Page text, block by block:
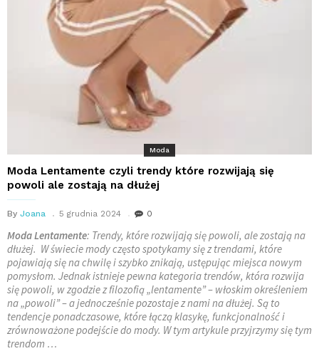
Moda
Moda Lentamente czyli trendy które rozwijają się
powoli ale zostają na dłużej
By Joana 5 grudnia 2024 0
Moda Lentamente: Trendy, które rozwijają się powoli, ale zostają na
dłużej. W świecie mody często spotykamy się z trendami, które
pojawiają się na chwilę i szybko znikają, ustępując miejsca nowym
pomysłom. Jednak istnieje pewna kategoria trendów, która rozwija
się powoli, w zgodzie z filozofią „lentamente” – włoskim określeniem
na „powoli” – a jednocześnie pozostaje z nami na dłużej. Są to
tendencje ponadczasowe, które łączą klasykę, funkcjonalność i
zrównoważone podejście do mody. W tym artykule przyjrzymy się tym
trendom …